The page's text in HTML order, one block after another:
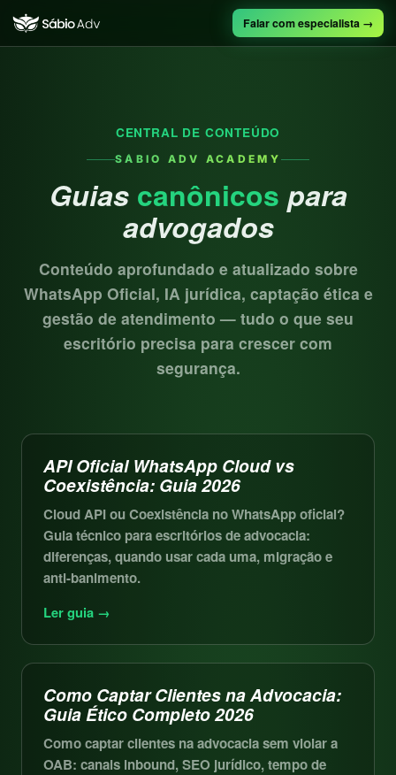
Falar com especialista →
CENTRAL DE CONTEÚDO
SÁBIO ADV ACADEMY
Guias canônicos para
advogados
Conteúdo aprofundado e atualizado sobre
WhatsApp Oficial, IA jurídica, captação ética e
gestão de atendimento — tudo o que seu
escritório precisa para crescer com
segurança.
API Oficial WhatsApp Cloud vs
Coexistência: Guia 2026
Cloud API ou Coexistência no WhatsApp oficial?
Guia técnico para escritórios de advocacia:
diferenças, quando usar cada uma, migração e
anti-banimento.
Ler guia →
Como Captar Clientes na Advocacia:
Guia Ético Completo 2026
Como captar clientes na advocacia sem violar a
OAB: canais inbound, SEO jurídico, tempo de